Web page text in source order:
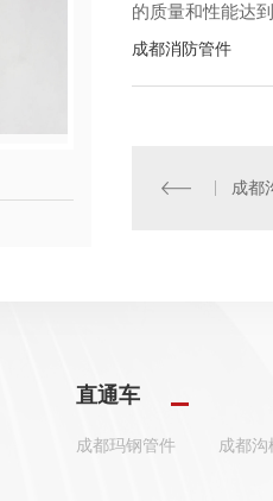
的质量和性能达
成都消防管件
成都
直通车
成都玛钢管件 成都沟